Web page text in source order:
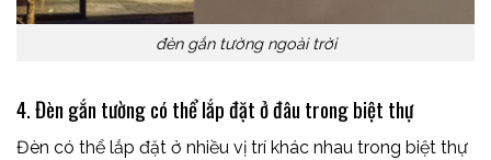
đèn gắn tường ngoài trời
4. Đèn gắn tường có thể lắp đặt ở đâu trong biệt thự
Đèn có thể lắp đặt ở nhiều vị trí khác nhau trong biệt thự